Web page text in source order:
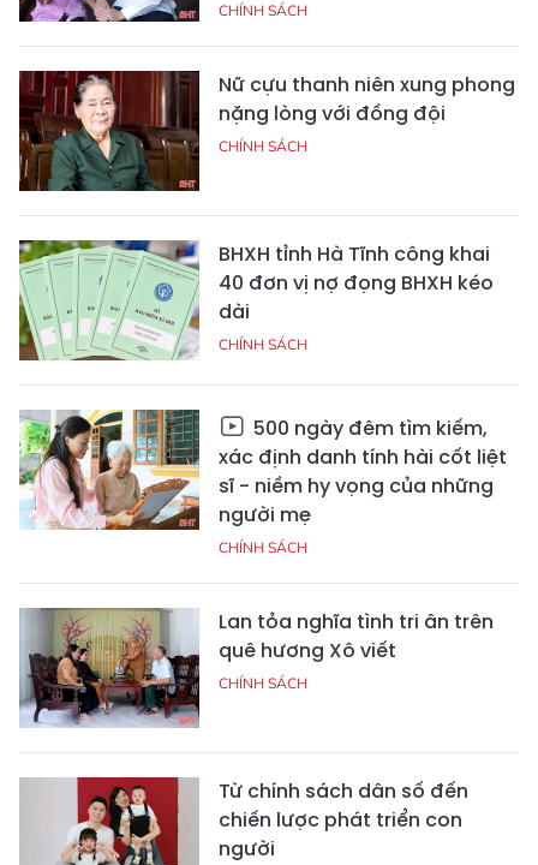
CHÍNH SÁCH
Nữ cựu thanh niên xung phong
nặng lòng với đồng đội
CHÍNH SÁCH
BHXH tỉnh Hà Tĩnh công khai
40 đơn vị nợ đọng BHXH kéo
dài
CHÍNH SÁCH
500 ngày đêm tìm kiếm,
xác định danh tính hài cốt liệt
sĩ - niềm hy vọng của những
người mẹ
CHÍNH SÁCH
Lan tỏa nghĩa tình tri ân trên
quê hương Xô viết
CHÍNH SÁCH
Từ chính sách dân số đến
chiến lược phát triển con
người